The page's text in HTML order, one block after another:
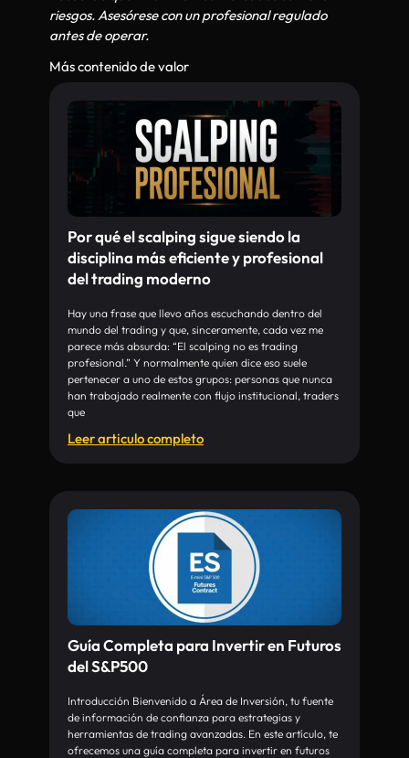
riesgos. Asesórese con un profesional regulado
antes de operar.
Más contenido de valor
Por qué el scalping sigue siendo la
disciplina más eficiente y profesional
del trading moderno
Hay una frase que llevo años escuchando dentro del
mundo del trading y que, sinceramente, cada vez me
parece más absurda: “El scalping no es trading
profesional.” Y normalmente quien dice eso suele
pertenecer a uno de estos grupos: personas que nunca
han trabajado realmente con flujo institucional, traders
que
Leer articulo completo
Guía Completa para Invertir en Futuros
del S&P500
Introducción Bienvenido a Área de Inversión, tu fuente
de información de confianza para estrategias y
herramientas de trading avanzadas. En este artículo, te
ofrecemos una guía completa para invertir en futuros